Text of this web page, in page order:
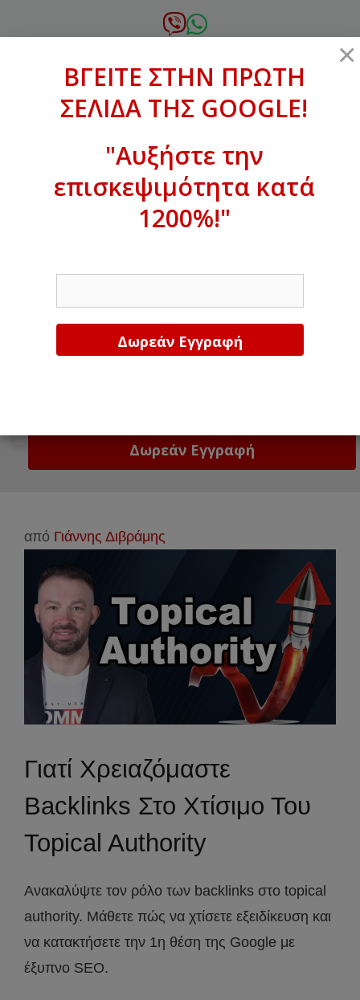
σε
xanthogenous@gmail.com
ΒΓΕΙΤΕ ΣΤΗΝ ΠΡΩΤΗ ΣΕΛΙΔΑ ΤΗΣ
GOOGLE!
από Γιάννης Διβράμης
Γιατί Χρειαζόμαστε
Backlinks Στο Χτίσιμο Του
Topical Authority
Ανακαλύψτε τον ρόλο των backlinks στο topical
authority. Μάθετε πώς να χτίσετε εξειδίκευση και
να κατακτήσετε την 1η θέση της Google με
έξυπνο SEO.
×
ΒΓΕΙΤΕ ΣΤΗΝ ΠΡΩΤΗ
ΣΕΛΙΔΑ ΤΗΣ GOOGLE!
"Αυξήστε την
επισκεψιμότητα κατά
1200%!"